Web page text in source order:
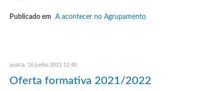
Publicado em A acontecer no Agrupamento
quarta, 16 junho 2021 12:40
Oferta formativa 2021/2022